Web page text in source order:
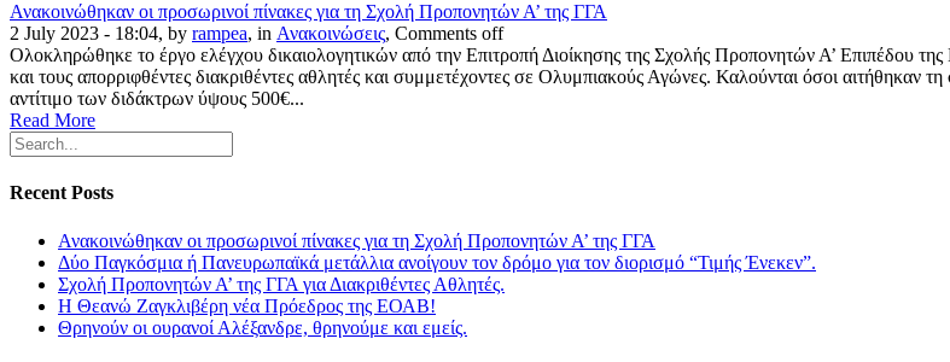
Ανακοινώθηκαν οι προσωρινοί πίνακες για τη Σχολή Προπονητών Α’ της ΓΓΑ
2 July 2023 - 18:04, by rampea, in Ανακοινώσεις, Comments off
Ολοκληρώθηκε το έργο ελέγχου δικαιολογητικών από την Επιτροπή Διοίκησης της Σχολής Προπονητών Α’ Επιπέδου
και τους απορριφθέντες διακριθέντες αθλητές και συμμετέχοντες σε Ολυμπιακούς Αγώνες. Καλούνται όσοι
αντίτιμο των διδάκτρων ύψους 500€...
Read More
Recent Posts
Ανακοινώθηκαν οι προσωρινοί πίνακες για τη Σχολή Προπονητών Α’ της ΓΓΑ
Δύο Παγκόσμια ή Πανευρωπαϊκά μετάλλια ανοίγουν τον δρόμο για τον διορισμό “Τιμής Ένεκεν”.
Σχολή Προπονητών Α’ της ΓΓΑ για Διακριθέντες Αθλητές.
Η Θεανώ Ζαγκλιβέρη νέα Πρόεδρος της ΕΟΑΒ!
Θρηνούν οι ουρανοί Αλέξανδρε, θρηνούμε και εμείς.